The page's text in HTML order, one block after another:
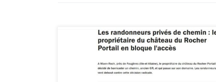
Lire l’article sur France Bleu :
prives-de-gr-le-proprietaire-du-chateau-du-rocher-
portail-en-bloque-l-acces-2287873 Autre relai dans les